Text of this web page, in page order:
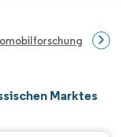
Marktes